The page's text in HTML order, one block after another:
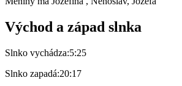
Východ a západ slnka
Slnko vychádza:5:25
Slnko zapadá:20:17